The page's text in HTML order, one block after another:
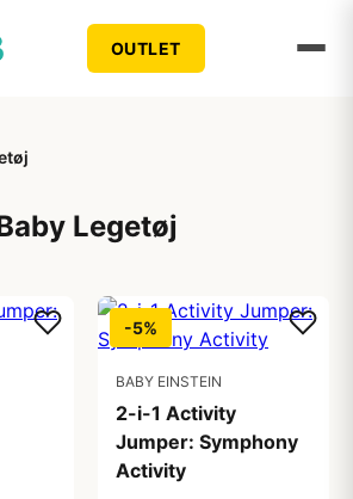
OUTLET
Legetøj
-5%
BABY EINSTEIN
2-i-1 Activity
Jumper: Symphony
Activity